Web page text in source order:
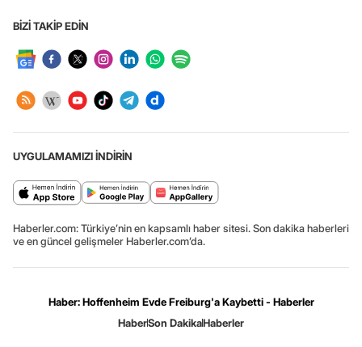
BİZİ TAKİP EDİN
UYGULAMAMIZI İNDİRİN
Haberler.com: Türkiye’nin en kapsamlı haber sitesi. Son dakika haberleri
ve en güncel gelişmeler Haberler.com’da.
Haber: Hoffenheim Evde Freiburg'a Kaybetti - Haberler
HaberSon DakikaHaberler